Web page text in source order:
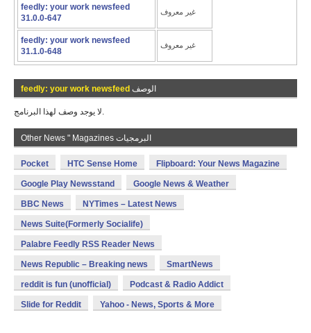
feedly: your work newsfeed
31.0.0-647
غير معروف
feedly: your work newsfeed
31.1.0-648
غير معروف
feedly: your work newsfeed الوصف
لا يوجد وصف لهذا البرنامج.
Other News " Magazines البرمجيات
Pocket HTC Sense Home Flipboard: Your News Magazine
Google Play Newsstand Google News & Weather
BBC News NYTimes – Latest News
News Suite(Formerly Socialife)
Palabre Feedly RSS Reader News
News Republic – Breaking news SmartNews
reddit is fun (unofficial) Podcast & Radio Addict
Slide for Reddit Yahoo - News, Sports & More